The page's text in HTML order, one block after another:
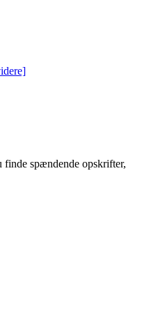
finde spændende opskrifter,